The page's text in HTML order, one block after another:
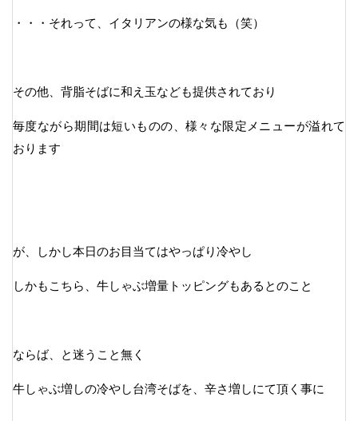
・・・それって、イタリアンの様な気も（笑）
その他、背脂そばに和え玉なども提供されており
毎度ながら期間は短いものの、様々な限定メニューが溢れて
おります
が、しかし本日のお目当てはやっぱり冷やし
しかもこちら、牛しゃぶ増量トッピングもあるとのこと
ならば、と迷うこと無く
牛しゃぶ増しの冷やし台湾そばを、辛さ増しにて頂く事に